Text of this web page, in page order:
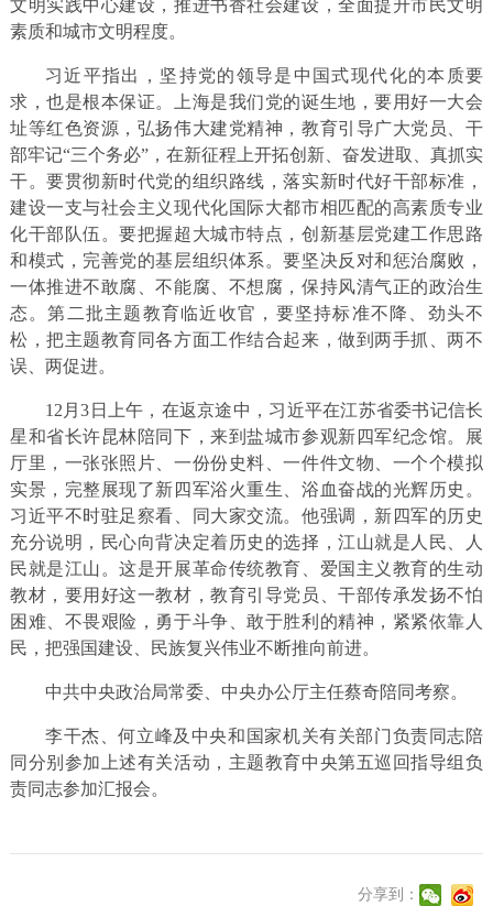
文明实践中心建设，推进书香社会建设，全面提升市民文明
素质和城市文明程度。
习近平指出，坚持党的领导是中国式现代化的本质要
求，也是根本保证。上海是我们党的诞生地，要用好一大会
址等红色资源，弘扬伟大建党精神，教育引导广大党员、干
部牢记“三个务必”，在新征程上开拓创新、奋发进取、真抓实
干。要贯彻新时代党的组织路线，落实新时代好干部标准，
建设一支与社会主义现代化国际大都市相匹配的高素质专业
化干部队伍。要把握超大城市特点，创新基层党建工作思路
和模式，完善党的基层组织体系。要坚决反对和惩治腐败，
一体推进不敢腐、不能腐、不想腐，保持风清气正的政治生
态。第二批主题教育临近收官，要坚持标准不降、劲头不
松，把主题教育同各方面工作结合起来，做到两手抓、两不
误、两促进。
12月3日上午，在返京途中，习近平在江苏省委书记信长
星和省长许昆林陪同下，来到盐城市参观新四军纪念馆。展
厅里，一张张照片、一份份史料、一件件文物、一个个模拟
实景，完整展现了新四军浴火重生、浴血奋战的光辉历史。
习近平不时驻足察看、同大家交流。他强调，新四军的历史
充分说明，民心向背决定着历史的选择，江山就是人民、人
民就是江山。这是开展革命传统教育、爱国主义教育的生动
教材，要用好这一教材，教育引导党员、干部传承发扬不怕
困难、不畏艰险，勇于斗争、敢于胜利的精神，紧紧依靠人
民，把强国建设、民族复兴伟业不断推向前进。
中共中央政治局常委、中央办公厅主任蔡奇陪同考察。
李干杰、何立峰及中央和国家机关有关部门负责同志陪
同分别参加上述有关活动，主题教育中央第五巡回指导组负
责同志参加汇报会。
分享到：